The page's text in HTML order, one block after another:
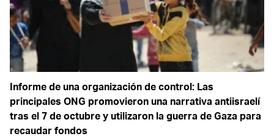
Informe de una organización de control: Las
principales ONG promovieron una narrativa antiisraelí
tras el 7 de octubre y utilizaron la guerra de Gaza para
recaudar fondos